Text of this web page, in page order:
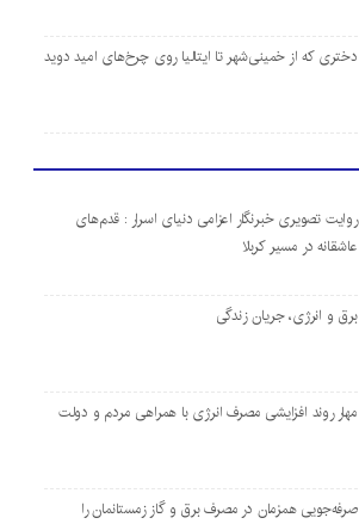
دختری که از خمینی‌شهر تا ایتالیا روی چرخ‌های امید دوید
روایت تصویری خبرنگار اعزامی دنیای اسرار : قدم‌های
عاشقانه در مسیر کربلا
برق و انرژی، جریان زندگی
مهار روند افزایشی مصرف انرژی با همراهی مردم و دولت
صرفه‌جویی همزمان در مصرف برق و گاز زمستانمان را